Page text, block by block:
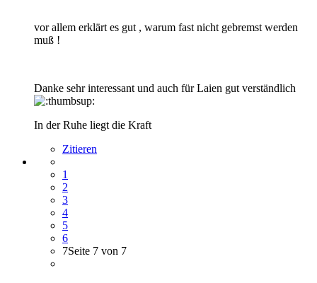
vor allem erklärt es gut , warum fast nicht gebremst werden
muß !
Danke sehr interessant und auch für Laien gut verständlich
In der Ruhe liegt die Kraft
Zitieren
1
2
3
4
5
6
7Seite 7 von 7